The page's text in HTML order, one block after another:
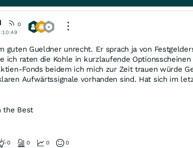
0
guten Gueldner unrecht. Er sprach ja von
ich raten die Kohle in kurzlaufende
Fonds beidem ich mich zur Zeit trauen würde
Aufwärtssignale vorhanden sind. Hat sich im
the Best
0 0 0 0